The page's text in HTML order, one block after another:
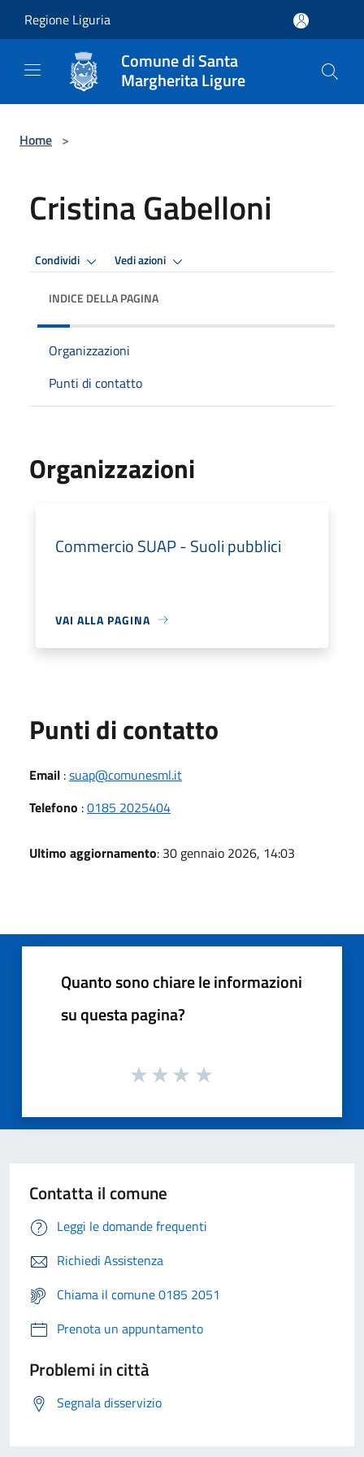
Regione Liguria
Comune di Santa
Margherita Ligure
Home >
Cristina Gabelloni
Condividi Vedi azioni
INDICE DELLA PAGINA
Organizzazioni
Punti di contatto
Organizzazioni
Commercio SUAP - Suoli pubblici
VAI ALLA PAGINA
Punti di contatto
Email :suap@comunesml.it
Telefono :0185 2025404
Ultimo aggiornamento: 30 gennaio 2026, 14:03
Quanto sono chiare le informazioni
su questa pagina?
Contatta il comune
Leggi le domande frequenti
Richiedi Assistenza
Chiama il comune 0185 2051
Prenota un appuntamento
Problemi in città
Segnala disservizio